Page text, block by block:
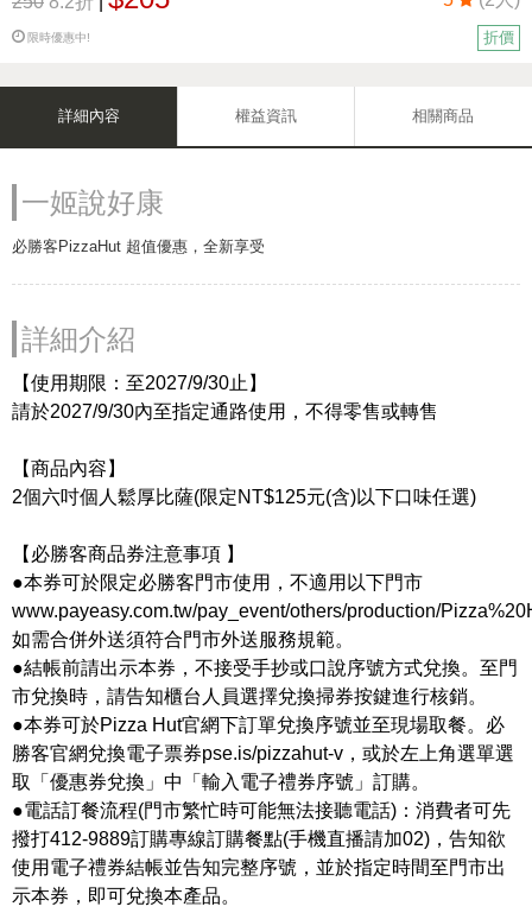
限時優惠中! 折價
詳細內容 權益資訊 相關商品
一姬說好康
必勝客PizzaHut 超值優惠，全新享受
詳細介紹
【使用期限：至2027/9/30止】
請於2027/9/30內至指定通路使用，不得零售或轉售
【商品內容】
2個六吋個人鬆厚比薩(限定NT$125元(含)以下口味任選)
【必勝客商品券注意事項 】
●本券可於限定必勝客門市使用，不適用以下門市
www.payeasy.com.tw/pay_event/others/production/
如需合併外送須符合門市外送服務規範。
●結帳前請出示本券，不接受手抄或口說序號方式兌換。至門
市兌換時，請告知櫃台人員選擇兌換掃券按鍵進行核銷。
●本券可於Pizza Hut官網下訂單兌換序號並至現場取餐。必
勝客官網兌換電子票券pse.is/pizzahut-v，或於左上角選單選
取「優惠券兌換」中「輸入電子禮券序號」訂購。
●電話訂餐流程(門市繁忙時可能無法接聽電話)：消費者可先
撥打412-9889訂購專線訂購餐點(手機直播請加02)，告知欲
使用電子禮券結帳並告知完整序號，並於指定時間至門市出
示本券，即可兌換本產品。